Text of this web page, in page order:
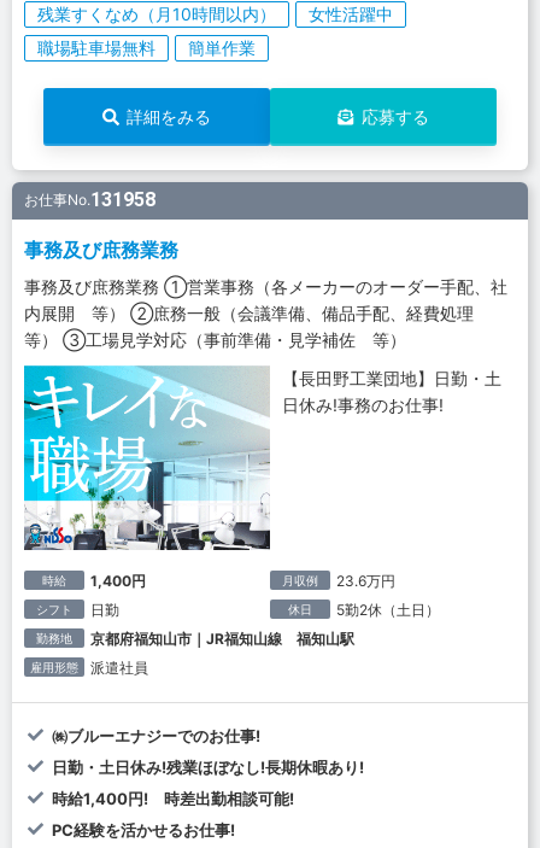
残業すくなめ（月10時間以内）
女性活躍中
職場駐車場無料
簡単作業
詳細をみる 応募する
お仕事No.131958
事務及び庶務業務
事務及び庶務業務 ①営業事務（各メーカーのオーダー手配、社
内展開 等） ②庶務一般（会議準備、備品手配、経費処理
等） ③工場見学対応（事前準備・見学補佐 等）
【長田野工業団地】日勤・土
日休み!事務のお仕事!
時給 1,400円 月収例 23.6万円
シフト 日勤 休日 5勤2休（土日）
勤務地 京都府福知山市｜JR福知山線 福知山駅
雇用形態 派遣社員
㈱ブルーエナジーでのお仕事!
日勤・土日休み!残業ほぼなし!長期休暇あり!
時給1,400円! 時差出勤相談可能!
PC経験を活かせるお仕事!